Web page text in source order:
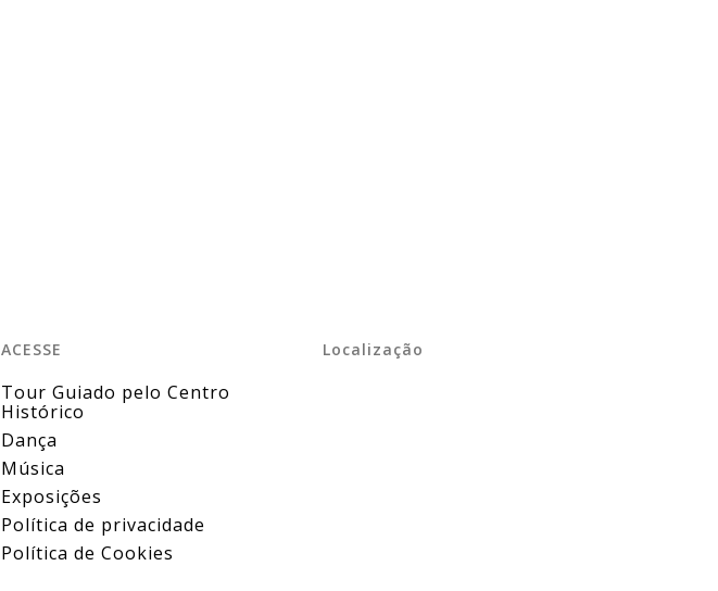
ACESSE
Tour Guiado pelo Centro
Histórico
Dança
Música
Exposições
Política de privacidade
Política de Cookies
Localização